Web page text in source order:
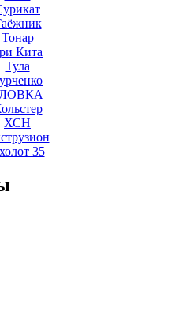
Тонар
Кита
Тула
ХСН
35